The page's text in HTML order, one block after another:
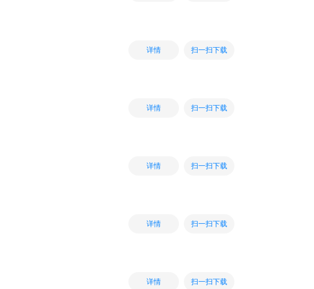
详情 扫一扫下载
详情 扫一扫下载
详情 扫一扫下载
详情 扫一扫下载
详情 扫一扫下载